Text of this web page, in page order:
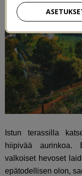
Istun terassilla
hiipivää aurinkoa.
valkoiset hevoset
epätodellisen olon,